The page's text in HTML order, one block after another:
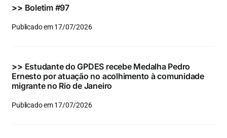
>> Boletim #97
Publicado em 17/07/2026
>> Estudante do GPDES recebe Medalha Pedro
Ernesto por atuação no acolhimento à comunidade
migrante no Rio de Janeiro
Publicado em 17/07/2026